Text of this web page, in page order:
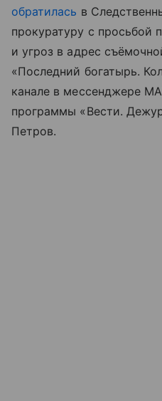
обратилась в
прокуратуру с просьбой
и угроз в адрес
«Последний богатырь.
канале в мессенджере
программы «Вести.
Петров.